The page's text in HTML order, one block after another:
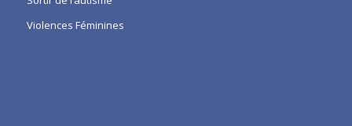
Violences Féminines